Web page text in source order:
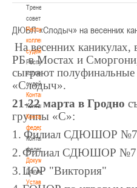
Тренерский
совет
Республиканская
коллегия
судей
Республиканская
коллегия
судей
Контакты
Контакты
Контакты
федерации
Контакты
федерации
Документы
Документы
Устав
ДЮБЛ-«Слодыч» на весенних
На весенних каникулах,
РБ в Мостах и
сыграют
«Слодыч».
21-22 марта в Гродно
группы «С»:
1. Филиал СДЮШОР №7
2.Филиал СДЮШОР №7
3.ЦОР "Виктория"